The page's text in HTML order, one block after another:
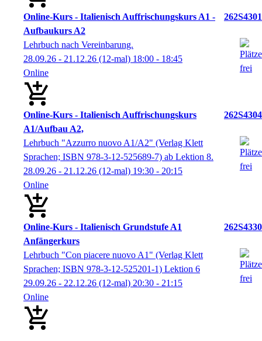
Online-Kurs - Italienisch Auffrischungskurs A1 -
Aufbaukurs A2
262S4301
Lehrbuch nach Vereinbarung.
28.09.26 - 21.12.26 (12-mal) 18:00 - 18:45
Online
Online-Kurs - Italienisch Auffrischungskurs
A1/Aufbau A2,
262S4304
Lehrbuch "Azzurro nuovo A1/A2" (Verlag Klett
Sprachen; ISBN 978-3-12-525689-7) ab Lektion 8.
28.09.26 - 21.12.26 (12-mal) 19:30 - 20:15
Online
Online-Kurs - Italienisch Grundstufe A1
Anfängerkurs
262S4330
Lehrbuch "Con piacere nuovo A1" (Verlag Klett
Sprachen; ISBN 978-3-12-525201-1) Lektion 6
29.09.26 - 22.12.26 (12-mal) 20:30 - 21:15
Online